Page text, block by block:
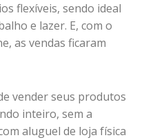
flexíveis, sendo ideal
e lazer. E, com o
as vendas ficaram
vender seus produtos
inteiro, sem a
aluguel de loja física